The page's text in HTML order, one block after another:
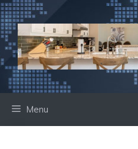
Ga
naar
de
inhoud
Menu